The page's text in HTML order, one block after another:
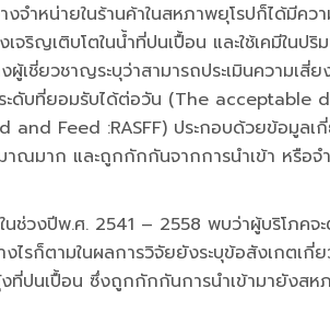
น่ายในร้านค้าในสหภาพยุโรปก็ได้มีควา
ริญเติบโตในน้ำที่ปนเปื้อน และใช้เคมีในป
ยวชาญระบุว่าสามารถประเมินความเสี่ย
ะดับที่ยอมรับได้ต่อวัน (The acceptable
Feed :RASFF) ประกอบด้วยข้อมูลเ
ณมาก และถูกกักกันจากการนำเข้า หรือจ
ปีพ.ศ. 2541 – 2558 พบว่าผู้บริโภคจะ
ก็ตามในผลการวิจัยยังระบุข้อสังเกตเกี่
ที่ปนเปื้อน ซึ่งถูกกักกันการนำเข้ามายังสห